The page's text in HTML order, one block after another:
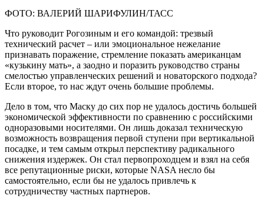
ФОТО: ВАЛЕРИЙ ШАРИФУЛИН/ТАСС
Что руководит Рогозиным и его командой: трезвый
технический расчет – или эмоциональное нежелание
признавать поражение, стремление показать американцам
«кузькину мать», а заодно и поразить руководство страны
смелостью управленческих решений и новаторского подхода?
Если второе, то нас ждут очень большие проблемы.
Дело в том, что Маску до сих пор не удалось достичь большей
экономической эффективности по сравнению с российскими
одноразовыми носителями. Он лишь доказал техническую
возможность возвращения первой ступени при вертикальной
посадке, и тем самым открыл перспективу радикального
снижения издержек. Он стал первопроходцем и взял на себя
все репутационные риски, которые NASA несло бы
самостоятельно, если бы не удалось привлечь к
сотрудничеству частных партнеров.